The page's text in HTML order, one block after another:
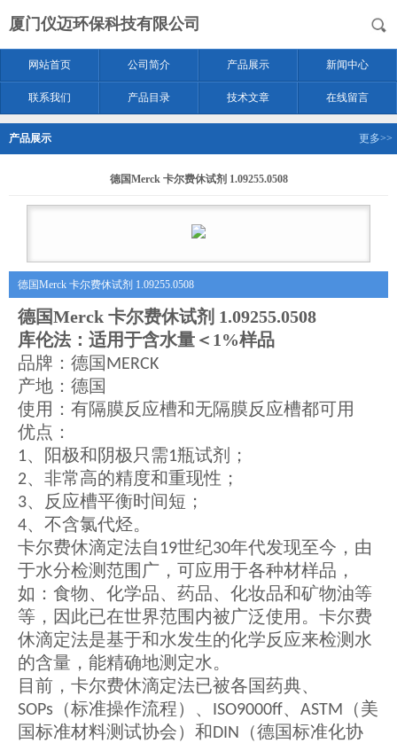
厦门仪迈环保科技有限公司
网站首页 公司简介 产品展示 新闻中心
联系我们 产品目录 技术文章 在线留言
产品展示 更多>>
德国Merck 卡尔费休试剂 1.09255.0508
德国Merck 卡尔费休试剂 1.09255.0508
德国Merck 卡尔费休试剂 1.09255.0508
库伦法：适用于含水量＜ 1%样品
品牌：德国 MERCK
产地：德国
使用：有隔膜反应槽和无隔膜反应槽都可用
优点：
1、阳极和阴极只需1瓶试剂；
2、非常高的精度和重现性；
3、反应槽平衡时间短；
4、不含氯代烃。
卡尔费休滴定法自 19世纪30年代发现至今，由
于水分检测范围广，可应用于各种材样品，
如：食物、化学品、药品、化妆品和矿物油等
等，因此已在世界范围内被广泛使用。卡尔费
休滴定法是基于和水发生的化学反应来检测水
的含量，能精确地测定水。
目前，卡尔费休滴定法已被各国药典、
SOPs （标准操作流程）、 ISO9000ff、 ASTM
（美
国标准材料测试协会）和 DIN
（德国标准化协